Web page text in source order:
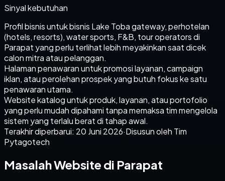
Sinyal kebutuhan
Profil bisnis untuk bisnis Lake Toba gateway, perhotelan
(hotels, resorts), water sports, F&B, tour operators di
Parapat yang perlu terlihat lebih meyakinkan saat dicek
calon mitra atau pelanggan.
Halaman penawaran untuk promosi layanan, campaign
iklan, atau perolehan prospek yang butuh fokus ke satu
penawaran utama.
Website katalog untuk produk, layanan, atau portofolio
yang perlu mudah dipahami tanpa memaksa tim mengelola
sistem yang terlalu berat di tahap awal.
Terakhir diperbarui: 20 Juni 2026·Disusun oleh Tim
Pytagotech
Masalah Website di Parapat